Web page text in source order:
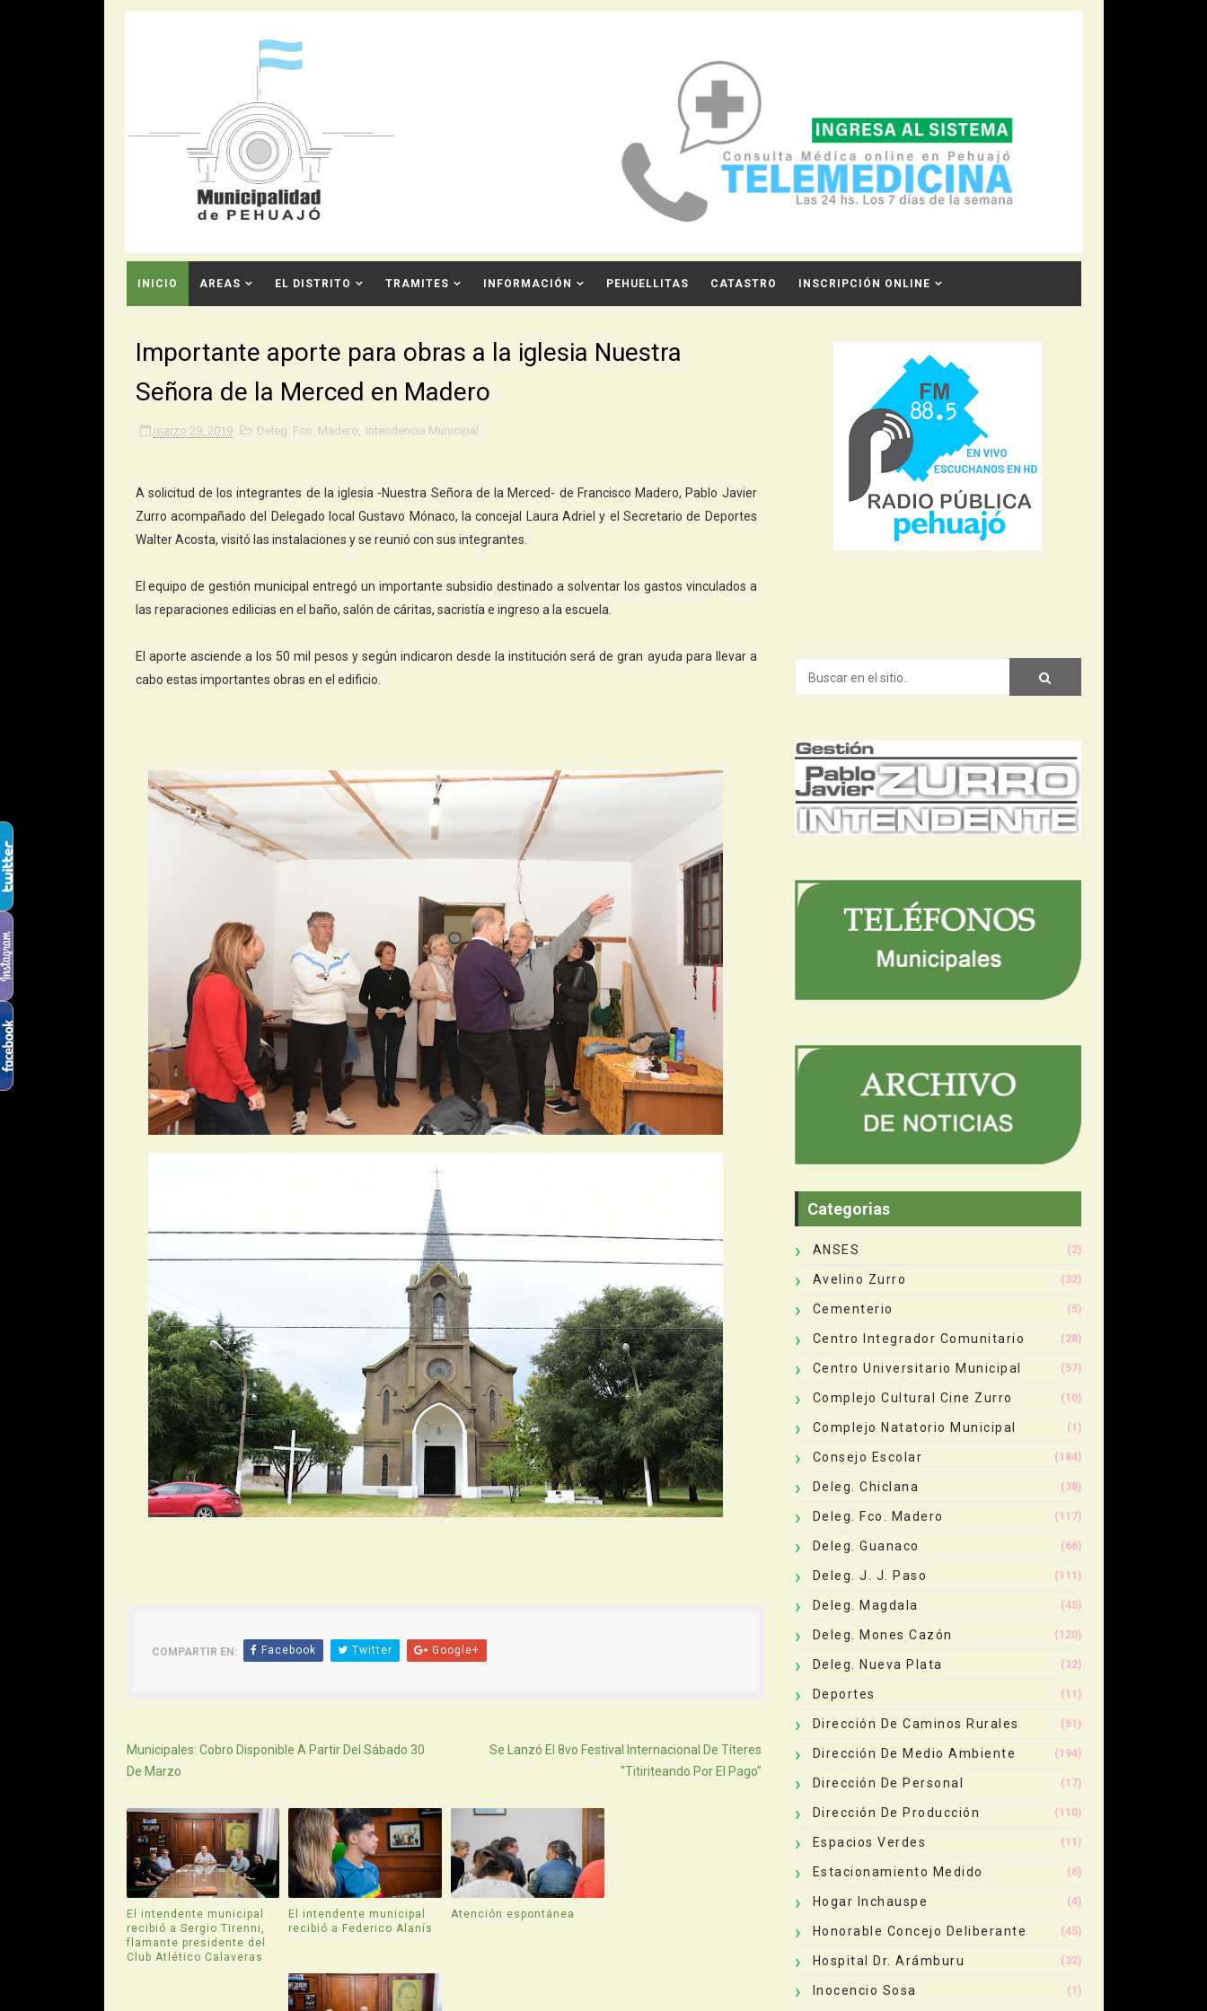
INICIO AREAS EL DISTRITO TRAMITES INFORMACIÓN PEHUELLITAS CATASTRO INSCRIPCIÓN ONLINE
Importante aporte para obras a la iglesia Nuestra
Señora de la Merced en Madero
marzo 29, 2019 Deleg. Fco. Madero, Intendencia Municipal
A solicitud de los integrantes de la iglesia -Nuestra Señora de la Merced- de Francisco Madero, Pablo Javier
Zurro acompañado del Delegado local Gustavo Mónaco, la concejal Laura Adriel y el Secretario de Deportes
Walter Acosta, visitó las instalaciones y se reunió con sus integrantes.
El equipo de gestión municipal entregó un importante subsidio destinado a solventar los gastos vinculados a
las reparaciones edilicias en el baño, salón de cáritas, sacristía e ingreso a la escuela.
El aporte asciende a los 50 mil pesos y según indicaron desde la institución será de gran ayuda para llevar a
cabo estas importantes obras en el edificio.
COMPARTIR EN: Facebook Twitter Google+
Municipales: Cobro Disponible A Partir Del Sábado 30
De Marzo
Se Lanzó El 8vo Festival Internacional De Títeres
"Titiriteando Por El Pago"
El intendente municipal
recibió a Sergio Tirenni,
flamante presidente del
Club Atlético Calaveras
El intendente municipal
recibió a Federico Alanís
Atención espontánea
Categorias
ANSES (2)
Avelino Zurro (32)
Cementerio (5)
Centro Integrador Comunitario (28)
Centro Universitario Municipal (57)
Complejo Cultural Cine Zurro (10)
Complejo Natatorio Municipal (1)
Consejo Escolar (184)
Deleg. Chiclana (38)
Deleg. Fco. Madero (117)
Deleg. Guanaco (66)
Deleg. J. J. Paso (111)
Deleg. Magdala (45)
Deleg. Mones Cazón (120)
Deleg. Nueva Plata (32)
Deportes (11)
Dirección De Caminos Rurales (51)
Dirección De Medio Ambiente (194)
Dirección De Personal (17)
Dirección De Producción (110)
Espacios Verdes (11)
Estacionamiento Medido (6)
Hogar Inchauspe (4)
Honorable Concejo Deliberante (45)
Hospital Dr. Arámburu (32)
Inocencio Sosa (1)